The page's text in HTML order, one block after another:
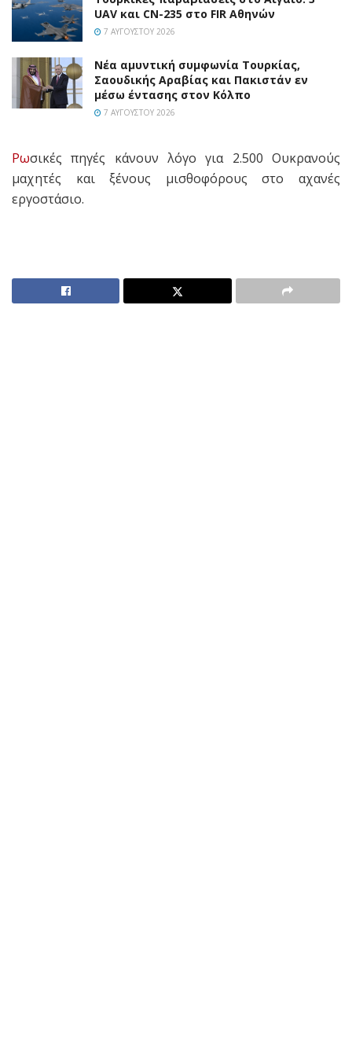
UAV και CN-235 στο FIR Αθηνών
7 ΑΥΓΟΎΣΤΟΥ 2026
Νέα αμυντική συμφωνία Τουρκίας,
Σαουδικής Αραβίας και Πακιστάν εν
μέσω έντασης στον Κόλπο
7 ΑΥΓΟΎΣΤΟΥ 2026
Ρωσικές πηγές κάνουν λόγο για 2.500 Ουκρανούς
μαχητές και ξένους μισθοφόρους στο αχανές
εργοστάσιο.